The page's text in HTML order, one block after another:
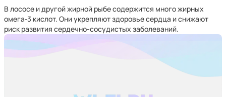
В лососе и другой жирной рыбе содержится много жирных
омега-3 кислот. Они укрепляют здоровье сердца и снижают
риск развития сердечно-сосудистых заболеваний.